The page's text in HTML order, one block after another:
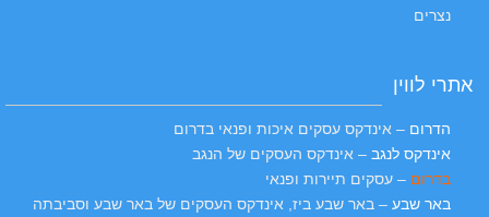
נצרים
אתרי לווין
הדרום – אינדקס עסקים איכות ופנאי בדרום
אינדקס לנגב – אינדקס העסקים של הנגב
בדרום – עסקים תיירות ופנאי
באר שבע – באר שבע ביז, אינדקס העסקים של באר שבע וסביבתה